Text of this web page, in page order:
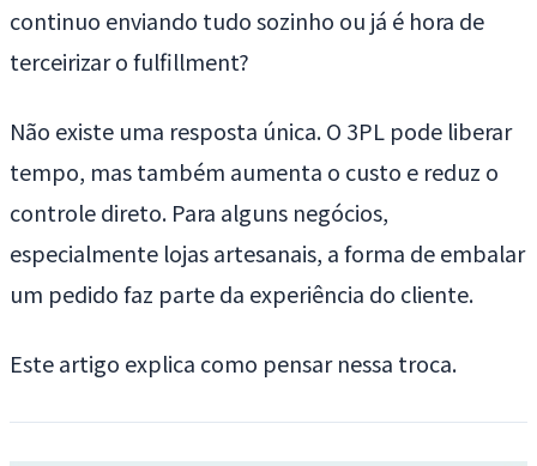
continuo enviando tudo sozinho ou já é hora de
terceirizar o fulfillment?
Não existe uma resposta única. O 3PL pode liberar
tempo, mas também aumenta o custo e reduz o
controle direto. Para alguns negócios,
especialmente lojas artesanais, a forma de embalar
um pedido faz parte da experiência do cliente.
Este artigo explica como pensar nessa troca.